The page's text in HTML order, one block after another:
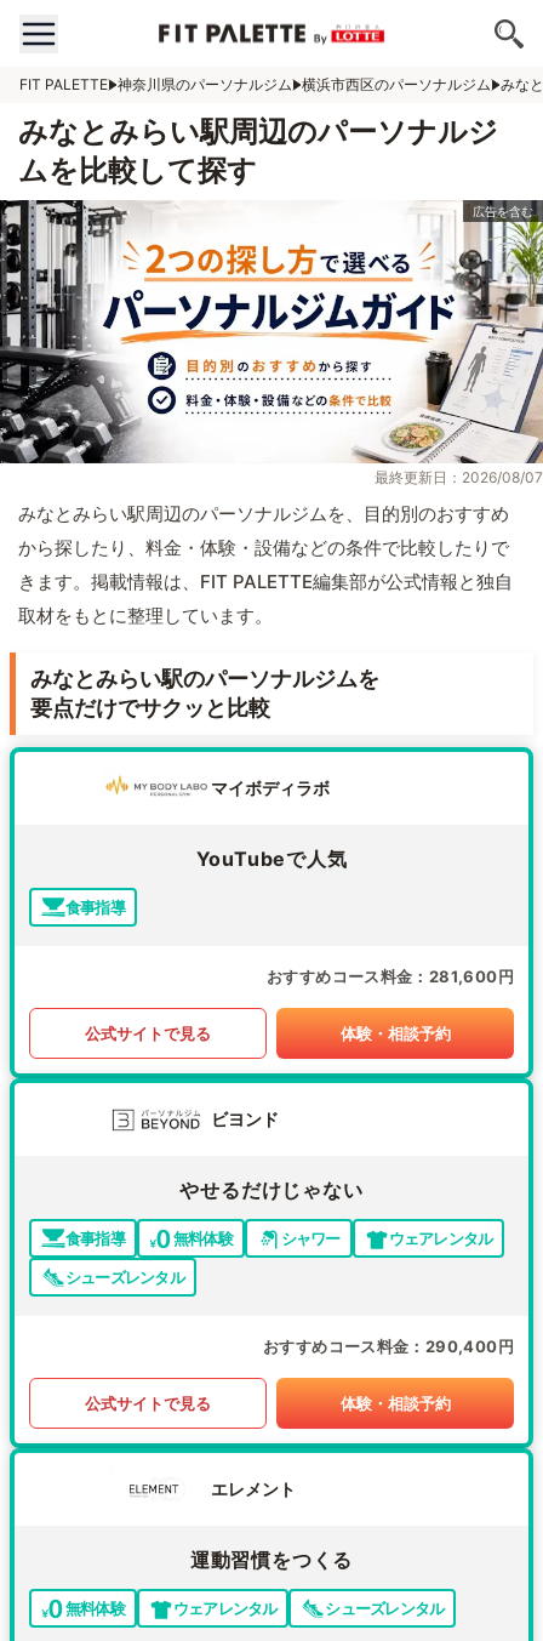
FIT PALETTE 神奈川県のパーソナルジム 横浜市西区のパーソナルジム みな
みなとみらい駅周辺のパーソナルジ
ムを比較して探す
最終更新日：2026/08/07
みなとみらい駅周辺のパーソナルジムを、目的別のおすすめ
から探したり、料金・体験・設備などの条件で比較したりで
きます。掲載情報は、FIT PALETTE編集部が公式情報と独自
取材をもとに整理しています。
みなとみらい駅のパーソナルジムを
要点だけでサクッと比較
マイボディラボ
YouTubeで人気
食事指導
おすすめコース料金 281,600円
公式サイトで見る 体験・相談予約
ビヨンド
やせるだけじゃない
食事指導 無料体験 シャワー
ウェアレンタル
シューズレンタル
おすすめコース料金 290,400円
公式サイトで見る 体験・相談予約
エレメント
運動習慣をつくる
無料体験 ウェアレンタル シューズレンタル